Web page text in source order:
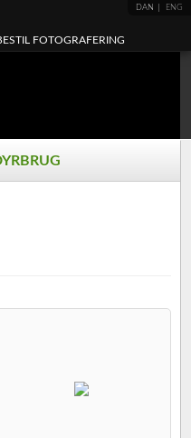
DAN ENG
FOTOGRAFERING